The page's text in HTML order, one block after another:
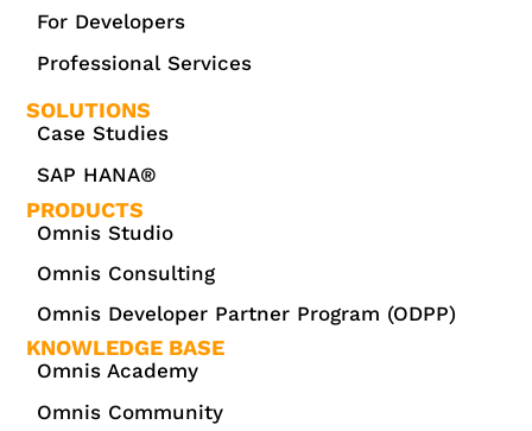
For Developers
Professional Services
SOLUTIONS
Case Studies
SAP HANA®
PRODUCTS
Omnis Studio
Omnis Consulting
Omnis Developer Partner Program (ODPP)
KNOWLEDGE BASE
Omnis Academy
Omnis Community